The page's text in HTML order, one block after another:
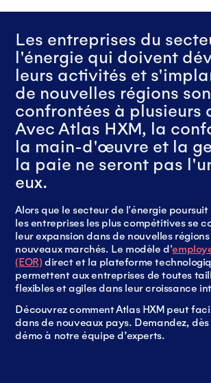
Les entreprises du
l'énergie qui doivent
leurs activités et
de nouvelles régions
confrontées à plusieurs
Avec Atlas HXM, la
la main-d'œuvre et la
la paie ne seront pas
eux.
Alors que le secteur de l'énergie poursuit
les entreprises les plus compétitives se
leur expansion dans de nouvelles
nouveaux marchés. Le modèle d'
(EOR) direct et la plateforme
permettent aux entreprises de toutes
flexibles et agiles dans leur croissance
Découvrez comment Atlas HXM peut
dans de nouveaux pays. Demandez,
démo à notre équipe d’experts.